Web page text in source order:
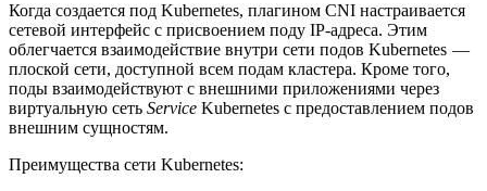
Когда создается под Kubernetes, плагином CNI настраивается
сетевой интерфейс с присвоением поду IP-адреса. Этим
облегчается взаимодействие внутри сети подов Kubernetes —
плоской сети, доступной всем подам кластера. Кроме того,
поды взаимодействуют с внешними приложениями через
виртуальную сеть Service Kubernetes с предоставлением подов
внешним сущностям.
Преимущества сети Kubernetes: